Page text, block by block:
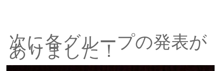
次に各グループの発表が
ありました！